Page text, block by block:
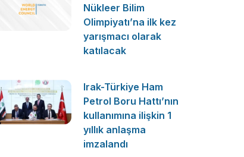
Nükleer Bilim
Olimpiyatı’na ilk kez
yarışmacı olarak
katılacak
Irak-Türkiye Ham
Petrol Boru Hattı’nın
kullanımına ilişkin 1
yıllık anlaşma
imzalandı